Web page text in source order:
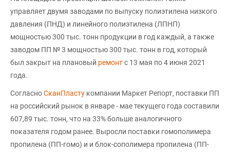
управляет двумя заводами по выпуску полиэтилена низкого
давления (ПНД) и линейного полиэтилена (ЛПНП)
мощностью 300 тыс. тонн продукции в год каждый, а также
заводом ПП № 3 мощностью 300 тыс. тонн в год, который
был закрыт на плановый ремонтс 13 мая по 4 июня 2021
года.
СогласноСканПласту компании Маркет Репорт, поставки ПП
на российский рынок в январе - мае текущего года составили
607,89 тыс. тонн, что на 33% больше аналогичного
показателя годом ранее. Выросли поставки гомополимера
пропилена (ПП-гомо) и и блок-сополимера пропилена (ПП-